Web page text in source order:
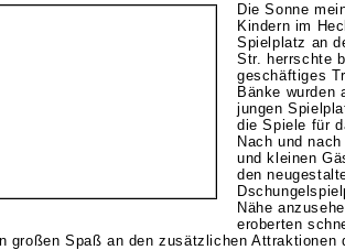
Die Sonne
Kindern im
Spielplatz an
Str. herrschte
geschäftiges
Bänke wurden
jungen
die Spiele für
Nach und
und kleinen
den
Nähe
eroberten
großen Spaß an den zusätzlichen Attraktionen